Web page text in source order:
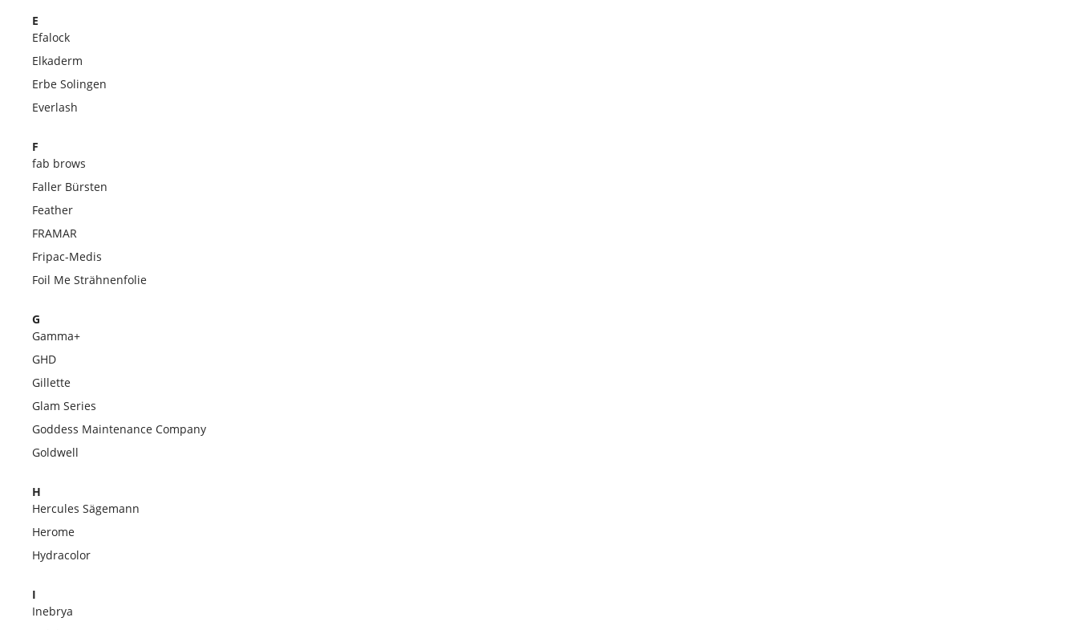
E
Efalock
Elkaderm
Erbe Solingen
Everlash
F
fab brows
Faller Bürsten
Feather
FRAMAR
Fripac-Medis
Foil Me Strähnenfolie
G
Gamma+
GHD
Gillette
Glam Series
Goddess Maintenance Company
Goldwell
H
Hercules Sägemann
Herome
Hydracolor
I
Inebrya